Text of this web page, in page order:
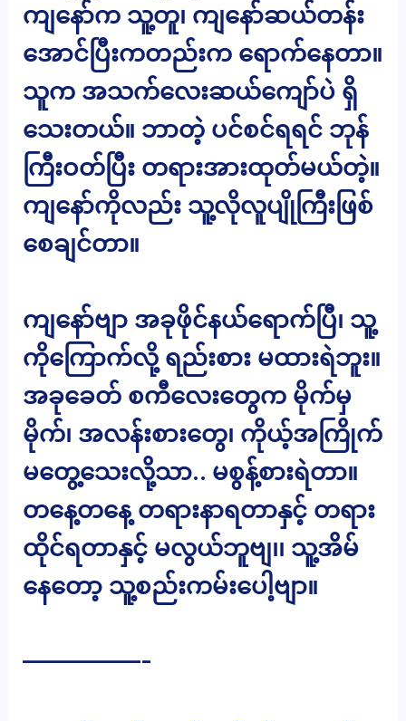
ကျနော်က သူ့တူ၊ ကျနော်ဆယ်တန်း
အောင်ပြီးကတည်းက ရောက်နေတာ။
သူက အသက်လေးဆယ်ကျော်ပဲ ရှိ
သေးတယ်။ ဘာတဲ့ ပင်စင်ရရင် ဘုန်
ကြီးဝတ်ပြီး တရားအားထုတ်မယ်တဲ့။
ကျနော်ကိုလည်း သူ့လိုလူပျိုကြီးဖြစ်
စေချင်တာ။
ကျနော်ဗျာ အခုဖိုင်နယ်ရောက်ပြီ၊ သူ့
ကိုကြောက်လို့ ရည်းစား မထားရဲဘူး။
အခုခေတ် စကီလေးတွေက မိုက်မှ
မိုက်၊ အလန်းစားတွေ၊ ကိုယ့်အကြိုက်
မတွေ့သေးလို့သာ.. မစွန့်စားရဲတာ။
တနေ့တနေ့ တရားနာရတာနှင့် တရား
ထိုင်ရတာနှင့် မလွယ်ဘူဗျ၊၊ သူ့အိမ်
နေတော့ သူ့စည်းကမ်းပေါ့ဗျာ။
—————-